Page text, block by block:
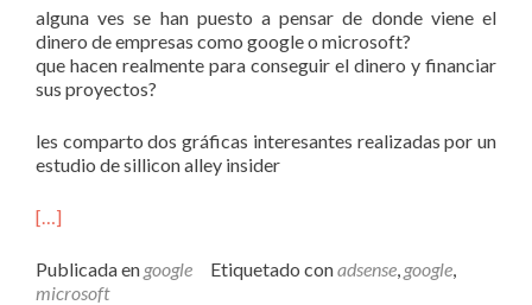
alguna ves se han puesto a pensar de donde viene el
dinero de empresas como google o microsoft?
que hacen realmente para conseguir el dinero y financiar
sus proyectos?
les comparto dos gráficas interesantes realizadas por un
estudio de sillicon alley insider
[…]
Publicada en google Etiquetado conadsense, google,
microsoft